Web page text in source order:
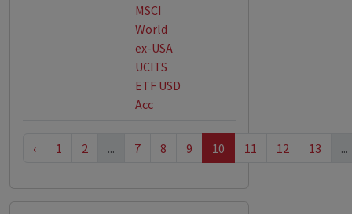
MSCI
World
ex-USA
UCITS
ETF USD
Acc
‹ 1 2 ... 7 8 9 10 11 12 13 ...